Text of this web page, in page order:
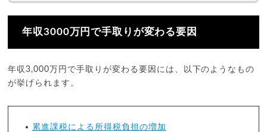
年収3000万円で手取りが変わる要因
年収3,000万円で手取りが変わる要因には、以下のようなもの
が挙げられます。
累進課税による所得税負担の増加